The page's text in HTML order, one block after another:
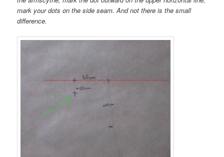
mark your dots on the side seam. And not there is the small
difference.